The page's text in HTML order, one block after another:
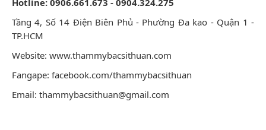
Tầng 4, Số 14 Điện Biên Phủ - Phường Đa kao - Quận 1 -
TP.HCM
Website: www.thammybacsithuan.com
Fangape: facebook.com/thammybacsithuan
Email: thammybacsithuan@gmail.com